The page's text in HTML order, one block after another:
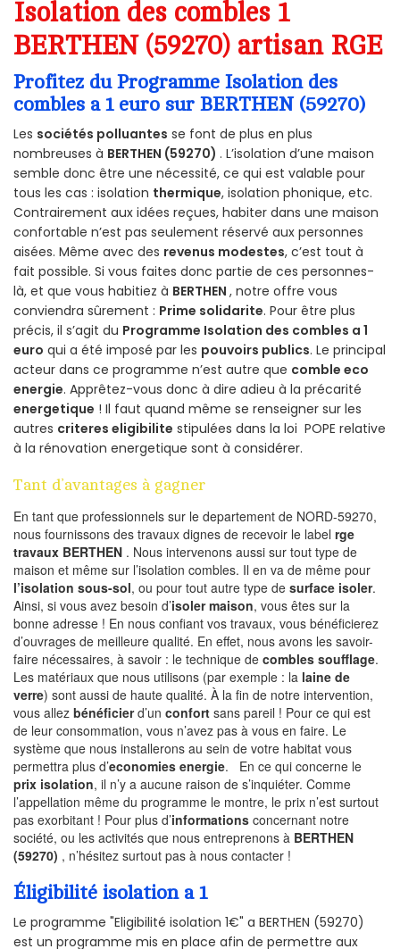
Isolation des combles 1
BERTHEN (59270) artisan RGE
Profitez du Programme Isolation des
combles a 1 euro sur BERTHEN (59270)
Les sociétés polluantes se font de plus en plus
nombreuses à BERTHEN (59270) . L’isolation d’une maison
semble donc être une nécessité, ce qui est valable pour
tous les cas : isolation thermique, isolation phonique, etc.
Contrairement aux idées reçues, habiter dans une maison
confortable n’est pas seulement réservé aux personnes
aisées. Même avec des revenus modestes, c’est tout à
fait possible. Si vous faites donc partie de ces personnes-
là, et que vous habitiez à BERTHEN , notre offre vous
conviendra sûrement : Prime solidarite. Pour être plus
précis, il s’agit du Programme Isolation des combles a 1
euro qui a été imposé par les pouvoirs publics. Le principal
acteur dans ce programme n’est autre que comble eco
energie. Apprêtez-vous donc à dire adieu à la précarité
energetique ! Il faut quand même se renseigner sur les
autres criteres eligibilite stipulées dans la loi POPE relative
à la rénovation energetique sont à considérer.
Tant d’avantages à gagner
En tant que professionnels sur le departement de NORD-59270,
nous fournissons des travaux dignes de recevoir le label rge
travaux BERTHEN . Nous intervenons aussi sur tout type de
maison et même sur l’isolation combles. Il en va de même pour
l’isolation sous-sol, ou pour tout autre type de surface isoler.
Ainsi, si vous avez besoin d’isoler maison, vous êtes sur la
bonne adresse ! En nous confiant vos travaux, vous bénéficierez
d’ouvrages de meilleure qualité. En effet, nous avons les savoir-
faire nécessaires, à savoir : le technique de combles soufflage.
Les matériaux que nous utilisons (par exemple : la laine de
verre) sont aussi de haute qualité. À la fin de notre intervention,
vous allez bénéficierd’un confort sans pareil ! Pour ce qui est
de leur consommation, vous n’avez pas à vous en faire. Le
système que nous installerons au sein de votre habitat vous
permettra plus d’economies energie. En ce qui concerne le
prix isolation, il n’y a aucune raison de s’inquiéter. Comme
l’appellation même du programme le montre, le prix n’est surtout
pas exorbitant ! Pour plus d’informations concernant notre
société, ou les activités que nous entreprenons à BERTHEN
(59270) , n’hésitez surtout pas à nous contacter !
Éligibilité isolation a 1
Le programme "Eligibilité isolation 1€" a BERTHEN (59270)
est un programme mis en place afin de permettre aux